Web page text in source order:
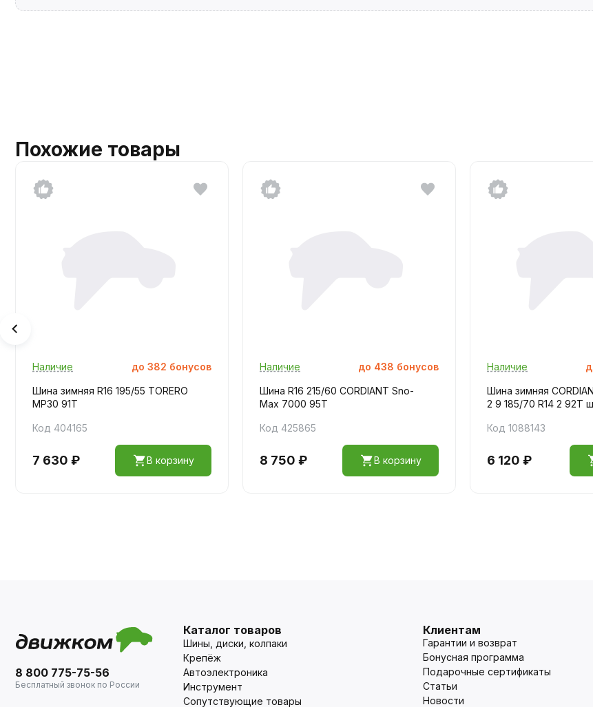
Похожие товары
Наличие до 382 бонусов
Шина зимняя R16 195/55 TORERO
MP30 91T
Код 404165
7 630 ₽ В корзину
Наличие до 438 бонусов
Шина R16 215/60 CORDIANT Sno-
Max 7000 95T
Код 425865
8 750 ₽ В корзину
Наличие
Шина зимняя
2 9 185/70 R14 2 92T
Код 1088143
6 120 ₽
8 800 775-75-56
Бесплатный звонок по России
Каталог товаров
Шины, диски, колпаки
Крепёж
Автоэлектроника
Инструмент
Сопутствующие товары
Клиентам
Гарантии и возврат
Бонусная программа
Подарочные сертификаты
Статьи
Новости